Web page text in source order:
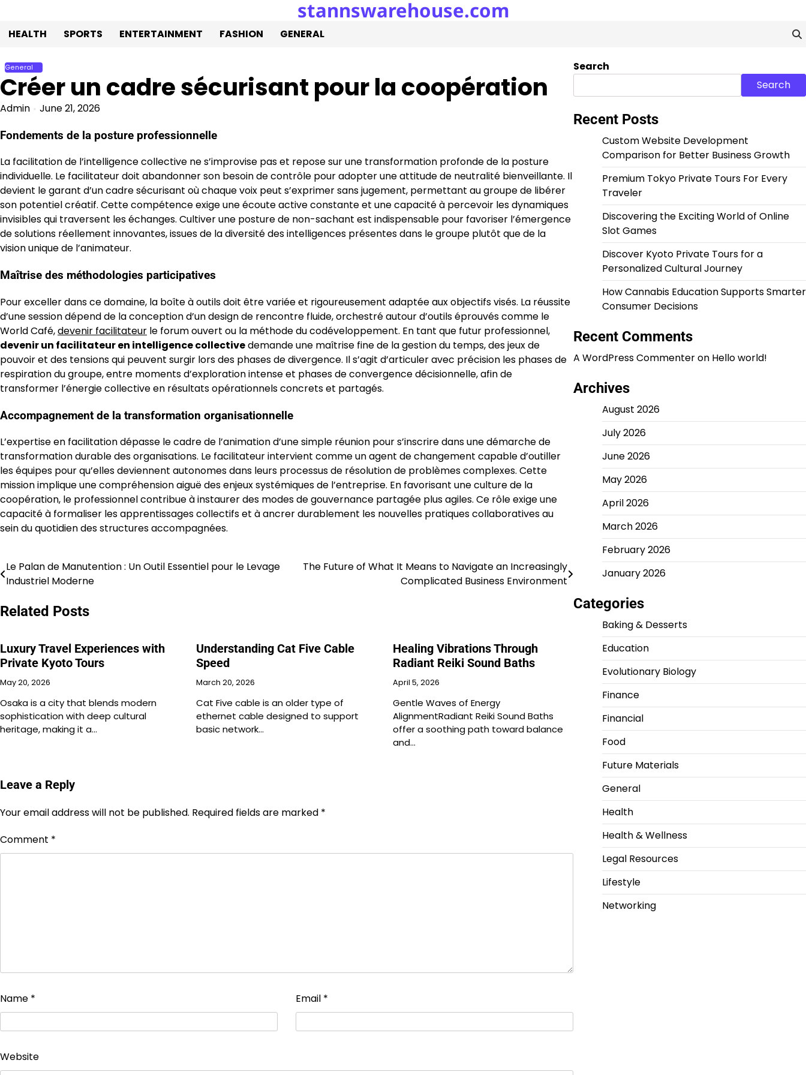
content
stannswarehouse.com
HEALTH SPORTS ENTERTAINMENT FASHION GENERAL
General
Créer un cadre sécurisant pour la coopération
Admin June 21, 2026
Fondements de la posture professionnelle
La facilitation de l’intelligence collective ne s’improvise pas et repose sur une transformation profonde de la posture
individuelle. Le facilitateur doit abandonner son besoin de contrôle pour adopter une attitude de neutralité bienveillante. Il
devient le garant d’un cadre sécurisant où chaque voix peut s’exprimer sans jugement, permettant au groupe de libérer
son potentiel créatif. Cette compétence exige une écoute active constante et une capacité à percevoir les dynamiques
invisibles qui traversent les échanges. Cultiver une posture de non-sachant est indispensable pour favoriser l’émergence
de solutions réellement innovantes, issues de la diversité des intelligences présentes dans le groupe plutôt que de la
vision unique de l’animateur.
Maîtrise des méthodologies participatives
Pour exceller dans ce domaine, la boîte à outils doit être variée et rigoureusement adaptée aux objectifs visés. La réussite
d’une session dépend de la conception d’un design de rencontre fluide, orchestré autour d’outils éprouvés comme le
World Café,devenir facilitateur le forum ouvert ou la méthode du codéveloppement. En tant que futur professionnel,
devenir un facilitateur en intelligence collectivedemande une maîtrise fine de la gestion du temps, des jeux de
pouvoir et des tensions qui peuvent surgir lors des phases de divergence. Il s’agit d’articuler avec précision les phases de
respiration du groupe, entre moments d’exploration intense et phases de convergence décisionnelle, afin de
transformer l’énergie collective en résultats opérationnels concrets et partagés.
Accompagnement de la transformation organisationnelle
L’expertise en facilitation dépasse le cadre de l’animation d’une simple réunion pour s’inscrire dans une démarche de
transformation durable des organisations. Le facilitateur intervient comme un agent de changement capable d’outiller
les équipes pour qu’elles deviennent autonomes dans leurs processus de résolution de problèmes complexes. Cette
mission implique une compréhension aiguë des enjeux systémiques de l’entreprise. En favorisant une culture de la
coopération, le professionnel contribue à instaurer des modes de gouvernance partagée plus agiles. Ce rôle exige une
capacité à formaliser les apprentissages collectifs et à ancrer durablement les nouvelles pratiques collaboratives au
sein du quotidien des structures accompagnées.
Post
Le Palan de Manutention : Un Outil Essentiel pour le Levage
Industriel Moderne
The Future of What It Means to Navigate an Increasingly
Complicated Business Environment
Related Posts
Luxury Travel Experiences with
Private Kyoto Tours
May 20, 2026
Osaka is a city that blends modern
sophistication with deep cultural
heritage, making it a…
Understanding Cat Five Cable
Speed
March 20, 2026
Cat Five cable is an older type of
ethernet cable designed to support
basic network…
Healing Vibrations Through
Radiant Reiki Sound Baths
April 5, 2026
Gentle Waves of Energy
AlignmentRadiant Reiki Sound Baths
offer a soothing path toward balance
and…
Leave a Reply
Your email address will not be published. Required fields are marked *
Comment *
Name * Email *
Website
Search
Search
Recent Posts
Custom Website Development
Comparison for Better Business Growth
Premium Tokyo Private Tours For Every
Traveler
Discovering the Exciting World of Online
Slot Games
Discover Kyoto Private Tours for a
Personalized Cultural Journey
How Cannabis Education Supports Smarter
Consumer Decisions
Recent Comments
A WordPress Commenteron Hello world!
Archives
August 2026
July 2026
June 2026
May 2026
April 2026
March 2026
February 2026
January 2026
Categories
Baking & Desserts
Education
Evolutionary Biology
Finance
Financial
Food
Future Materials
General
Health
Health & Wellness
Legal Resources
Lifestyle
Networking